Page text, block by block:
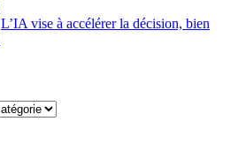
L’IA vise à accélérer la décision, bien